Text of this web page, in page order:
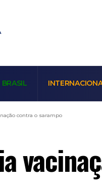
BRASIL
contra o sarampo